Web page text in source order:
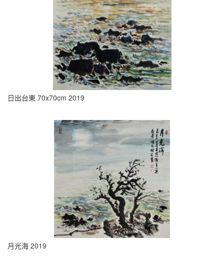
日出台東 70x70cm 2019
月光海 2019